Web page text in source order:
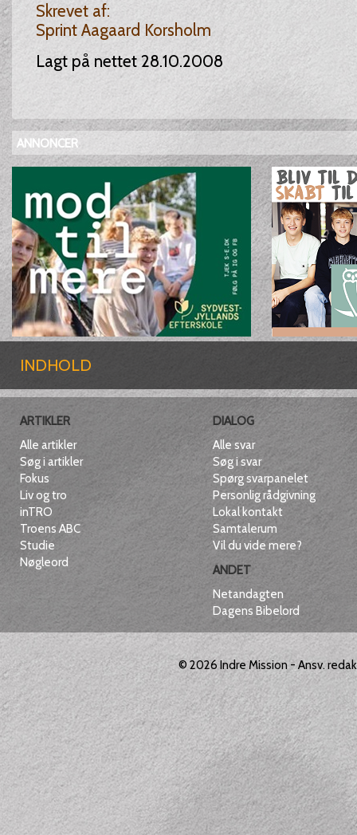
Skrevet af:
Sprint Aagaard Korsholm
Lagt på nettet 28.10.2008
ANNONCER
INDHOLD
ARTIKLER
Alle artikler
Søg i artikler
Fokus
Liv og tro
inTRO
Troens ABC
Studie
Nøgleord
DIALOG
Alle svar
Søg i svar
Spørg svarpanelet
Personlig rådgivning
Lokal kontakt
Samtalerum
Vil du vide mere?
ANDET
Netandagten
Dagens Bibelord
© 2026 Indre Mission - Ansv.